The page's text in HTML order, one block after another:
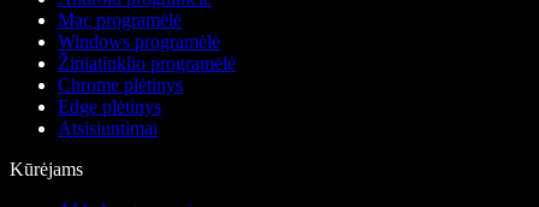
Mac programėlė
Windows programėlė
Žiniatinklio programėlė
Chrome plėtinys
Edge plėtinys
Atsisiuntimai
Kūrėjams